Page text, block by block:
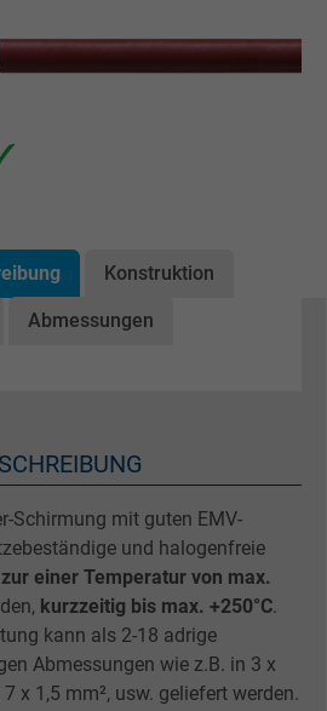
Konstruktion
Abmessungen
Schirmung mit guten EMV-
und halogenfreie
einer Temperatur von max.
kurzzeitig bis max. +250°C.
kann als 2-18 adrige
Abmessungen wie z.B. in 3 x
x 1,5 mm², usw. geliefert werden.